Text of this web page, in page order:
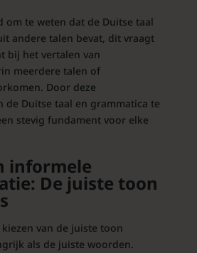
om te weten dat de Duitse taal
andere talen bevat, dit vraagt
bij het vertalen van
meerdere talen of
Door deze
de Duitse taal en grammatica te
stevig fundament voor elke
informele
De juiste toon
van de juiste toon
als de juiste woorden.